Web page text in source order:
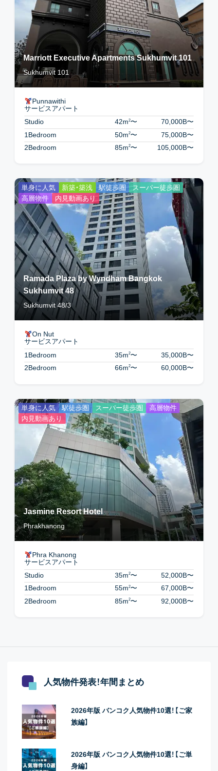
Marriott Executive Apartments Sukhumvit 101
Sukhumvit 101
Punnawithi
サービスアパート
Studio
42m2〜 70,000B〜
1Bedroom
50m2〜 75,000B〜
2Bedroom
85m2〜 105,000B〜
単身に人気 新築・築浅 駅徒歩圏
スーパー徒歩圏
高層物件
内見動画あり
Ramada Plaza by Wyndham Bangkok
Sukhumvit 48
Sukhumvit 48/3
On Nut
サービスアパート
1Bedroom
35m2〜 35,000B〜
2Bedroom
66m2〜 60,000B〜
単身に人気 駅徒歩圏 スーパー徒歩圏
高層物件
内見動画あり
Jasmine Resort Hotel
Phrakhanong
Phra Khanong
サービスアパート
Studio
35m2〜 52,000B〜
1Bedroom
55m2〜 67,000B〜
2Bedroom
85m2〜 92,000B〜
人気物件発表！年間まとめ
2026年版 バンコク人気物件10選！【ご家
族編】
2026年版 バンコク人気物件10選！【ご単
身編】